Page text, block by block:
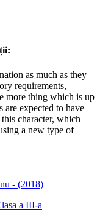
as much as they
requirements,
more thing which is up
are expected to have
character, which
a new type of
- (2018)
a III-a